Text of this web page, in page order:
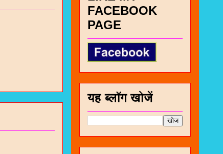
FACEBOOK
PAGE
यह ब्लॉग खोजें